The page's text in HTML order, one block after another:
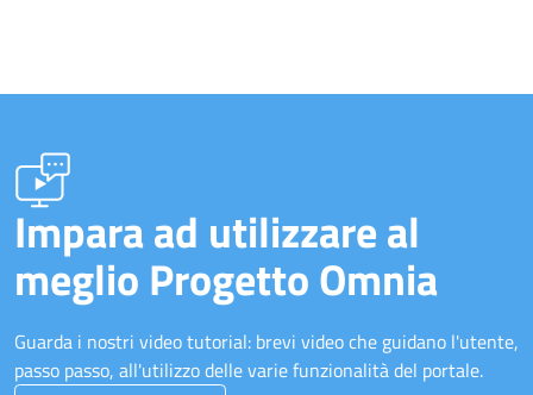
Impara ad utilizzare al
meglio Progetto Omnia
Guarda i nostri video tutorial: brevi video che guidano l'utente,
passo passo, all'utilizzo delle varie funzionalità del portale.